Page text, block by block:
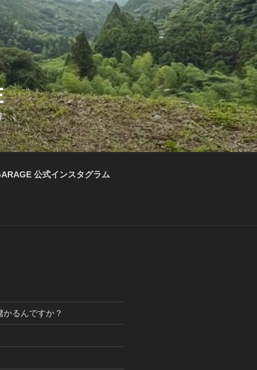
公式インスタグラム
るんですか？